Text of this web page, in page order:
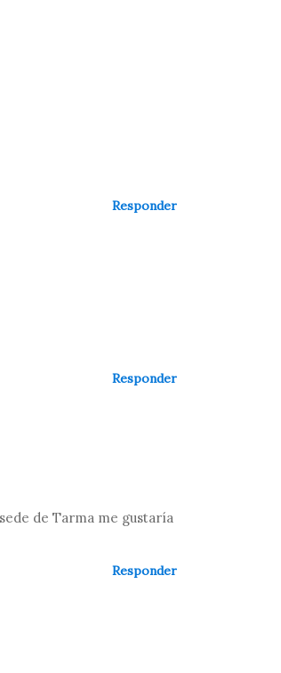
Responder
Responder
de Tarma me gustaría
Responder